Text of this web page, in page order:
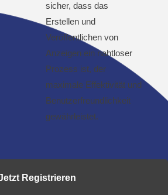
sicher, dass das
Erstellen und
Veröffentlichen von
Anzeigen ein nahtloser
Prozess ist, der
maximale Effektivität und
Benutzerfreundlichkeit
gewährleistet.
Registrieren